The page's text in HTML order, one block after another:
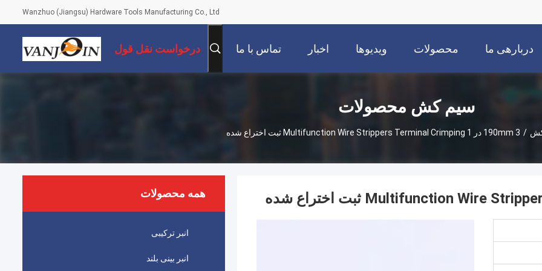
Wanzhuo (Jiangsu) Hardware Tools Manufacturing Co., Ltd
دربارهی ما محصولات ویدیوها اخبار تماس با ما درخواست نقل قول
سیم کش محصولات
/ 190mm 3 در 1 Multifunction Wire Strippers Terminal Crimping ثبت اختراع شده
همه محصولات
انبر ترکیبی
انبر بینی بلند